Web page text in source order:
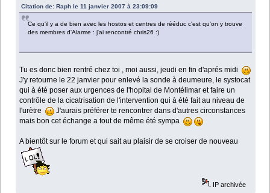
Citation de: Raph le 11 janvier 2007 à 23:09:09
Ce qu'il y a de bien avec les hostos et centres de rééduc c'est qu'on y trouve
des membres d'Alarme : j'ai rencontré chris26 :)
Tu es donc bien rentré chez toi , moi aussi, jeudi en fin d'aprés midi
J'y retourne le 22 janvier pour enlevé la sonde à deumeure, le systocat
qui à été poser aux urgences de l'hopital de Montélimar et faire un
contrôle de la cicatrisation de l'intervention qui à été fait au niveau de
l'urètre
J'aurais préférer te rencontrer dans d'autres circonstances
mais bon cet échange a tout de même été sympa
A bientôt sur le forum et qui sait au plaisir de se croiser de nouveau
IP archivée